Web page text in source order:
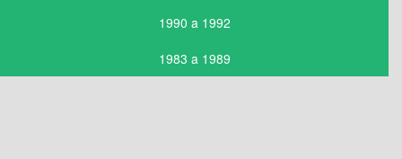
1990 a 1992
1983 a 1989